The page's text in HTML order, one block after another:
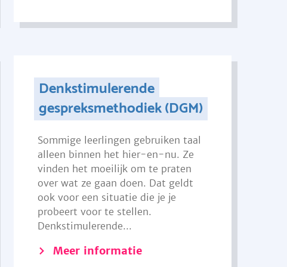
Denkstimulerende
gespreksmethodiek (DGM)
Sommige leerlingen gebruiken taal
alleen binnen het hier-en-nu. Ze
vinden het moeilijk om te praten
over wat ze gaan doen. Dat geldt
ook voor een situatie die je je
probeert voor te stellen.
Denkstimulerende...
Meer informatie